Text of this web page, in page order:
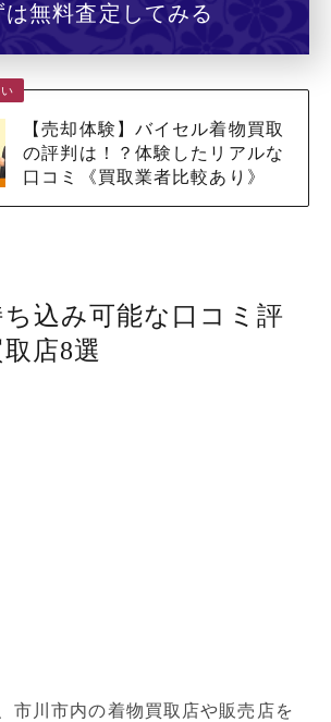
は無料査定してみる
【売却体験】バイセル着物買取
の評判は！？体験したリアルな
口コミ《買取業者比較あり》
込み可能な口コミ評
店8選
市川市内の着物買取店や販売店を